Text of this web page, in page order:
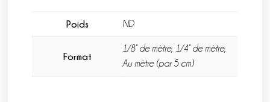
Poids ND
Format
1/8° de mètre, 1/4° de mètre,
Au mètre (par 5 cm)